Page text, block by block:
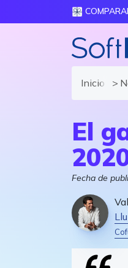
Inicio
El
Fecha de